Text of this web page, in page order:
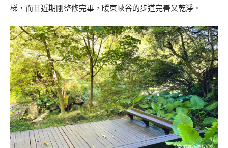
梯，而且近期剛整修完畢，暖東峽谷的步道完善又乾淨。